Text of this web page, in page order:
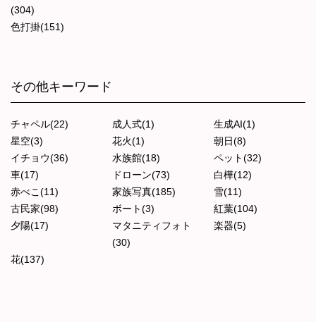
(304)
色打掛(151)
その他キーワード
チャペル(22) 成人式(1)
生成AI(1)
星空(3)
花火(1)
朝日(8)
イチョウ(36)
水族館(18)
ペット(32)
車(17)
ドローン(73)
白樺(12)
赤べこ(11)
家族写真(185)
雪(11)
古民家(98)
ボート(3)
紅葉(104)
夕陽(17)
マタニティフォト
(30)
楽器(5)
花(137)